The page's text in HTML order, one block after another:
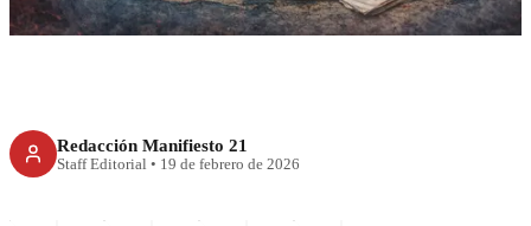
Redacción Manifiesto 21
Staff Editorial • 19 de febrero de 2026